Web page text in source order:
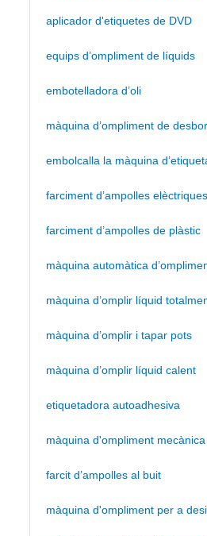
aplicador d'etiquetes de DVD
equips d’ompliment de líquids
embotelladora d’oli
màquina d’ompliment de
embolcalla la màquina
farciment d’ampolles elèctriques
farciment d’ampolles de plàstic
màquina automàtica
màquina d’omplir líquid
màquina d’omplir i tapar pots
màquina d’omplir líquid calent
etiquetadora autoadhesiva
màquina d'ompliment mecànica
farcit d’ampolles al buit
màquina d'ompliment per a